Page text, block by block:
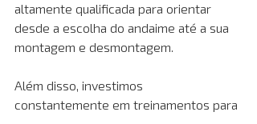
altamente qualificada para orientar
desde a escolha do andaime até a sua
montagem e desmontagem.
Além disso, investimos
constantemente em treinamentos para